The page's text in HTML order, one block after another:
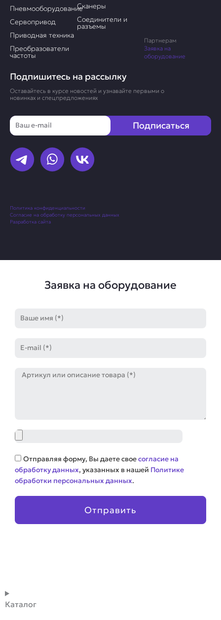
Подпишитесь на рассылку
Оставайтесь в курсе новостей и узнавайте первыми о
новинках и спецпредложениях
Email
Подписаться
Политика конфиденциальности
Согласие на обработку персональных данных
Разработка сайта
Пневмооборудование
Сервопривод
Приводная техника
Преобразователи
частоты
Сканеры
Соединители и
разъемы
Партнерам
Заявка на
оборудование
Заявка на оборудование
mail
Артикул
Файл
Соглашение
Отправляя форму, Вы даете своесогласие на
обработку данных, указанных в нашей Политике
обработки персональных данных.
Отправить
Каталог